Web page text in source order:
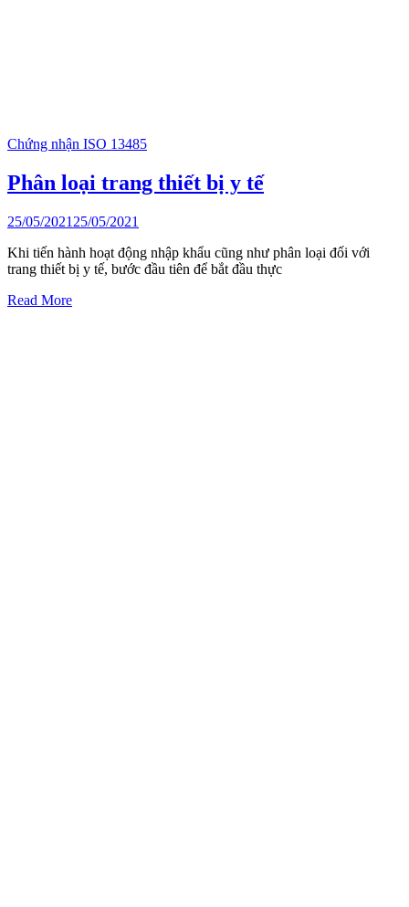
Chứng nhận ISO 13485
Phân loại trang thiết bị y tế
25/05/2021 25/05/2021
Khi tiến hành hoạt động nhập khẩu cũng như phân loại đối với
trang thiết bị y tế, bước đầu tiên để bắt đầu thực
Read More